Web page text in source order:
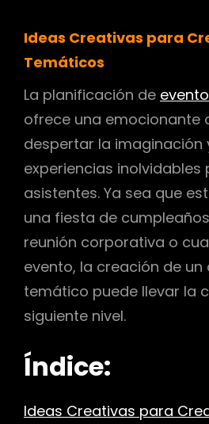
Ideas Creativas para
Temáticos
La planificación de
ofrece una emocionante
despertar la imaginación
experiencias inolvidables
asistentes. Ya sea que
una fiesta de
reunión corporativa o
evento, la creación de
temático puede llevar la
siguiente nivel.
Índice:
Ideas Creativas para